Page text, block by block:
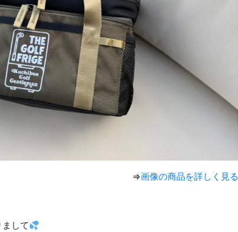
⇒画像の商品を詳しく見る
して